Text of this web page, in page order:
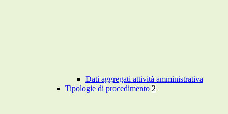
Dati aggregati attività amministrativa
Tipologie di procedimento 2